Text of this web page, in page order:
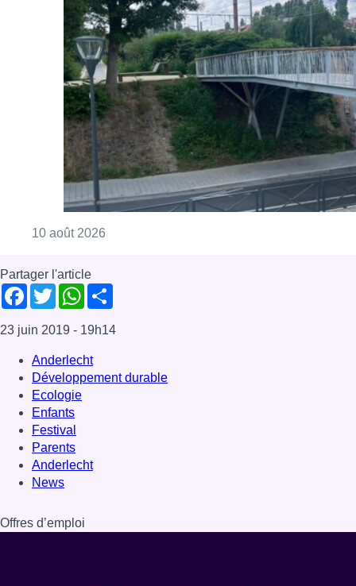
10 août 2026Consulter l'article "Jette : un pont percuté
Partager l'article
Facebook
TwitterWhatsApp
Share
23 juin 2019- 19h14
Anderlecht
Développement durable
Ecologie
Enfants
Parents
News
Offres d’emploi